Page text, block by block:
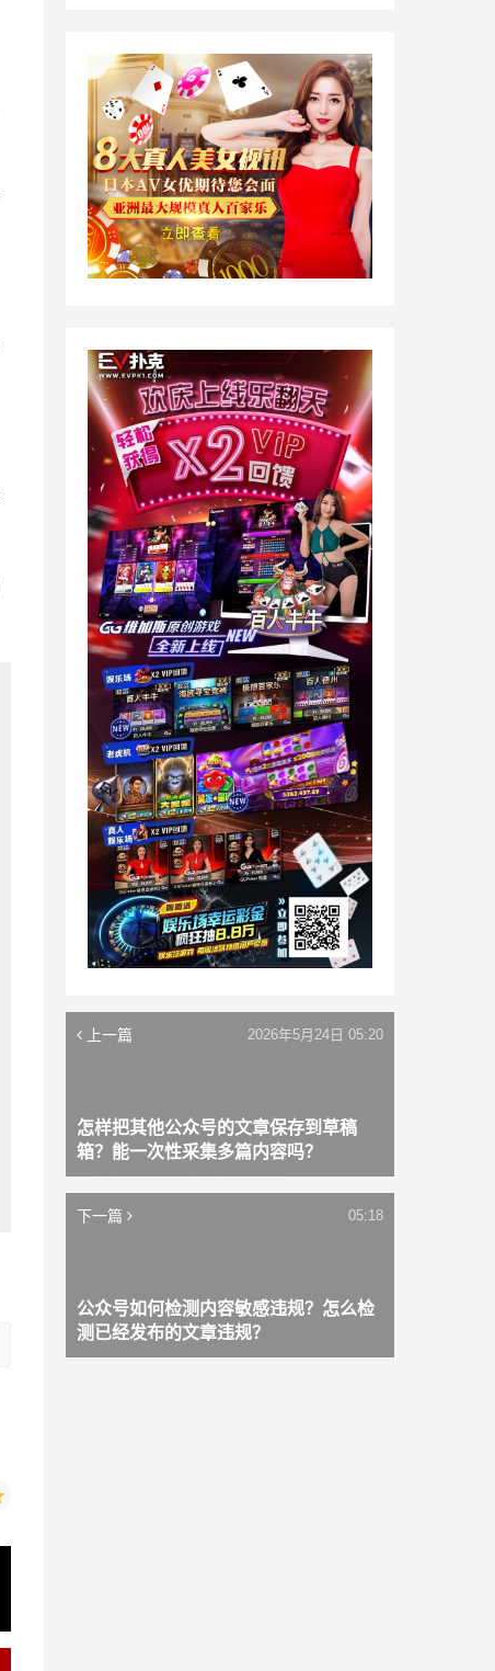
上一篇
怎样把其他公众号的文章保存到草稿
箱？能一次性采集多篇内容吗？
2026年5月24日 05:20
下一篇
公众号如何检测内容敏感违规？怎么检
测已经发布的文章违规？
05:18